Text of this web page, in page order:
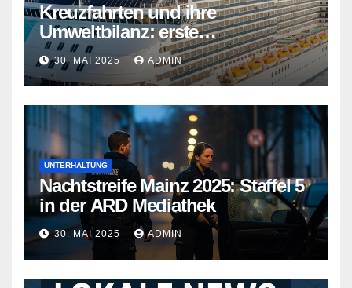
Kreuzfahrten und ihre
Umweltbilanz: erste
Kreuzfahrtschiffe gehen neue
Wege
30. MAI 2025 ADMIN
UNTERHALTUNG
Nachtstreife Mainz 2025: Staffel 5
in der ARD Mediathek
30. MAI 2025 ADMIN